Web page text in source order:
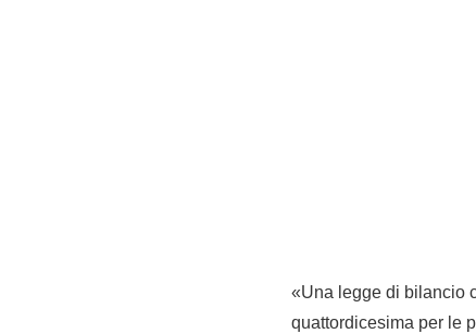
«Una legge di bilancio
quattordicesima per le